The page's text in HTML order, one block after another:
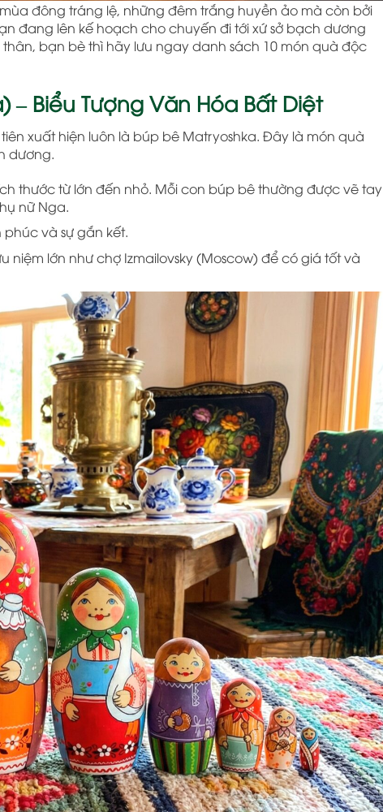
đông tráng lệ, những đêm trắng huyền ảo mà còn bởi
đang lên kế hoạch cho chuyến đi tới xứ sở bạch dương
bạn bè thì hãy lưu ngay danh sách 10 món quà độc
– Biểu Tượng Văn Hóa Bất Diệt
xuất hiện luôn là búp bê Matryoshka. Đây là món quà
dương.
thước từ lớn đến nhỏ. Mỗi con búp bê thường được vẽ tay
nữ Nga.
và sự gắn kết.
lớn như chợ Izmailovsky (Moscow) để có giá tốt và